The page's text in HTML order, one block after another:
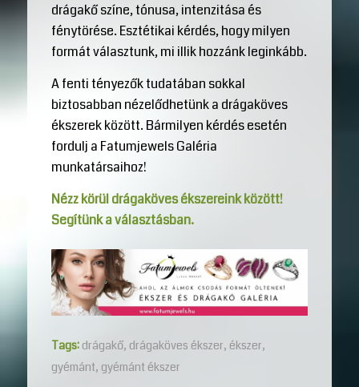
drágakő színe, tónusa, intenzitása és
fénytörése. Esztétikai kérdés, hogy milyen
formát választunk, mi illik hozzánk leginkább.
A fenti tényezők tudatában sokkal
biztosabban nézelődhetünk a drágaköves
ékszerek között. Bármilyen kérdés esetén
fordulj a Fatumjewels Galéria
munkatársaihoz!
Nézz körül drágaköves ékszereink között!
Segítünk a választásban.
Tags: drágakő, drágaköves ékszer, ékszer,
gyémánt, gyémánt ékszer